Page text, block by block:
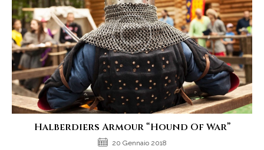
Halberdiers Armour “Hound Of War”
20 Gennaio 2018